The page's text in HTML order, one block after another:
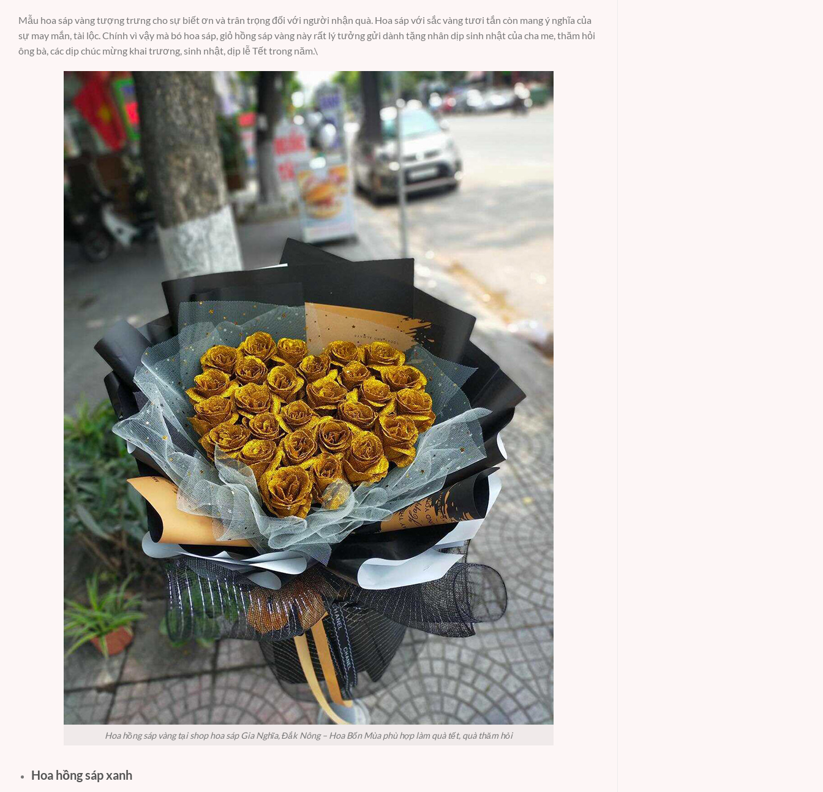
Mẫu hoa sáp vàng tượng trưng cho sự biết ơn và trân trọng đối với người nhận quà. Hoa sáp với sắc vàng tươi tắn còn mang ý nghĩa của
sự may mắn, tài lộc. Chính vì vậy mà bó hoa sáp, giỏ hồng sáp vàng này rất lý tưởng gửi dành tặng nhân dịp sinh nhật của cha me, thăm hỏi
ông bà, các dịp chúc mừng khai trương, sinh nhật, dịp lễ Tết trong năm.\
Hoa hồng sáp vàng tại shop hoa sáp Gia Nghĩa, Đắk Nông – Hoa Bốn Mùa phù hợp làm quà tết, quà thăm hỏi
Hoa hồng sáp xanh